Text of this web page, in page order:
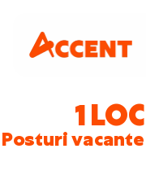
1
Posturi